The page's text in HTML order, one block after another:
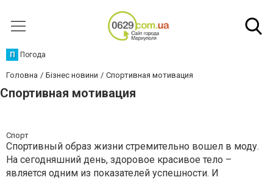
П Погода
Головна Бізнес новини Спортивная мотивация
Спортивная мотивация
Спорт
Спортивный образ жизни стремительно вошел в моду.
На сегодняшний день, здоровое красивое тело –
является одним из показателей успешности. И